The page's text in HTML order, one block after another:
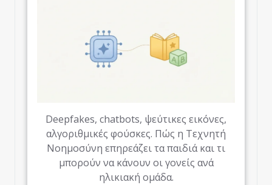
Deepfakes, chatbots, ψεύτικες εικόνες,
αλγοριθμικές φούσκες. Πώς η Τεχνητή
Νοημοσύνη επηρεάζει τα παιδιά και τι
μπορούν να κάνουν οι γονείς ανά
ηλικιακή ομάδα.